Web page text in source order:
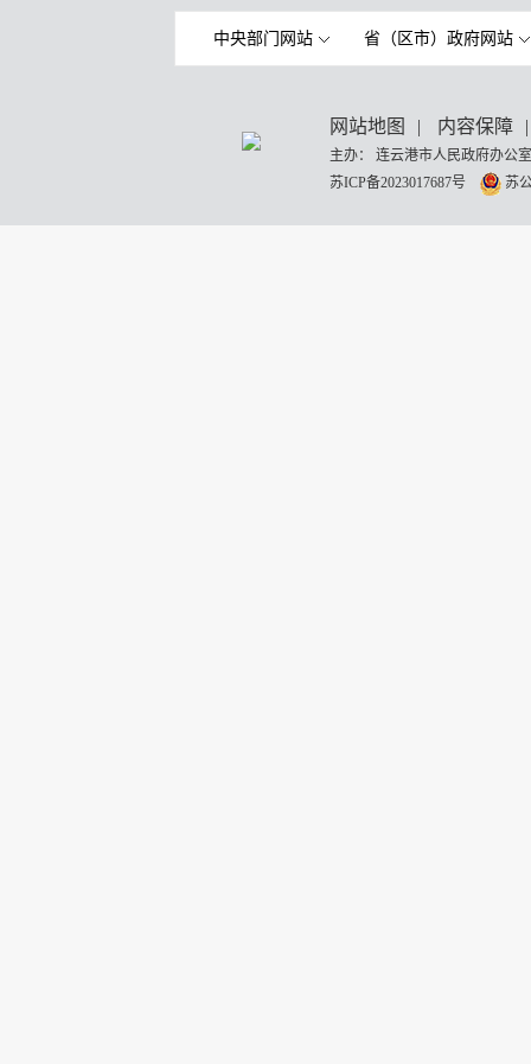
中央部门网站 省（区市）政府网站
网站地图 | 内容保障 |
主办： 连云港市人民政府办
苏ICP备2023017687号
苏